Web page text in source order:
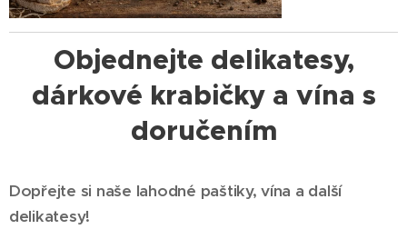
Objednejte delikatesy,
dárkové krabičky a vína s
doručením
Dopřejte si naše lahodné paštiky, vína a další
delikatesy!